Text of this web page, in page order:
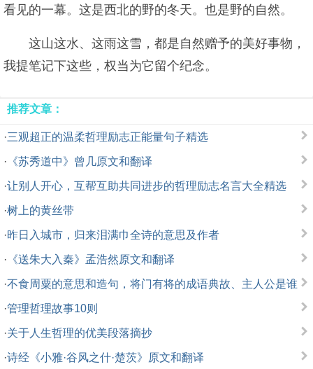
看见的一幕。这是西北的野的冬天。也是野的自然。
这山这水、这雨这雪，都是自然赠予的美好事物，
我提笔记下这些，权当为它留个纪念。
推荐文章：
·三观超正的温柔哲理励志正能量句子精选
· 《苏秀道中》曾几原文和翻译
·让别人开心，互帮互助共同进步的哲理励志名言大全精选
·树上的黄丝带
·昨日入城市，归来泪满巾全诗的意思及作者
· 《送朱大入秦》孟浩然原文和翻译
·不食周粟的意思和造句，将门有将的成语典故、主人公是谁
·管理哲理故事10则
·关于人生哲理的优美段落摘抄
·诗经《小雅·谷风之什·楚茨》原文和翻译